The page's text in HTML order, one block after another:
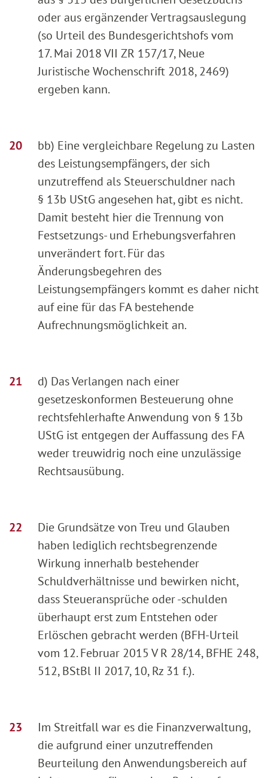
oder aus ergänzender Vertragsauslegung
(so Urteil des Bundesgerichtshofs vom
17. Mai 2018 VII ZR 157/17, Neue
Juristische Wochenschrift 2018, 2469)
ergeben kann.
bb) Eine vergleichbare Regelung zu Lasten
des Leistungsempfängers, der sich
unzutreffend als Steuerschuldner nach
§ 13b UStG angesehen hat, gibt es nicht.
Damit besteht hier die Trennung von
Festsetzungs- und Erhebungsverfahren
unverändert fort. Für das
Änderungsbegehren des
Leistungsempfängers kommt es daher nicht
auf eine für das FA bestehende
Aufrechnungsmöglichkeit an.
d) Das Verlangen nach einer
gesetzeskonformen Besteuerung ohne
rechtsfehlerhafte Anwendung von § 13b
UStG ist entgegen der Auffassung des FA
weder treuwidrig noch eine unzulässige
Rechtsausübung.
Die Grundsätze von Treu und Glauben
haben lediglich rechtsbegrenzende
Wirkung innerhalb bestehender
Schuldverhältnisse und bewirken nicht,
dass Steueransprüche oder -schulden
überhaupt erst zum Entstehen oder
Erlöschen gebracht werden (BFH-Urteil
vom 12. Februar 2015 V R 28/14, BFHE 248,
512, BStBl II 2017, 10, Rz 31 f.).
Im Streitfall war es die Finanzverwaltung,
die aufgrund einer unzutreffenden
Beurteilung den Anwendungsbereich auf